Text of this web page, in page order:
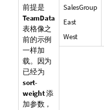
前提是
TeamData
表格像之
前的示例
一样加
载。因为
已经为
sort-
weight添
加参数，
SalesGroup
East
West